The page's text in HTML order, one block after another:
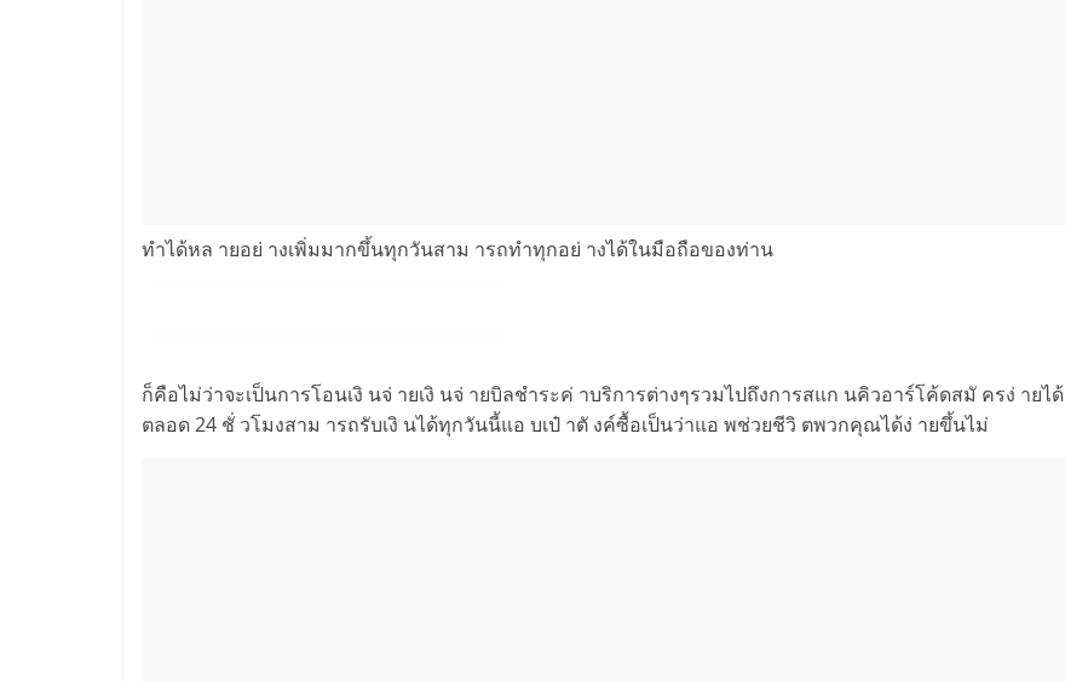
ทำได้หล ายอย่ างเพิ่มมากขึ้นทุกวันสาม ารถทำทุกอย่ างได้ในมือถือของท่าน
ก็คือไม่ว่าจะเป็นการโอนเงิ นจ่ ายเงิ นจ่ ายบิลชำระค่ าบริการต่างๆรวมไปถึงการสแก นคิวอาร์โค้ดสมั ครง่ ายได้
ตลอด 24 ชั่ วโมงสาม ารถรับเงิ นได้ทุกวันนี้แอ บเป๋ าตั งค์ซื้อเป็นว่าแอ พช่วยชีวิ ตพวกคุณได้ง่ ายขึ้นไม่